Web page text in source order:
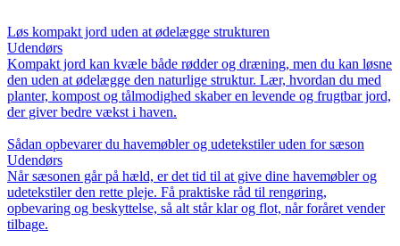
Løs kompakt jord uden at ødelægge strukturen
Udendørs
Kompakt jord kan kvæle både rødder og dræning, men du kan løsne
den uden at ødelægge den naturlige struktur. Lær, hvordan du med
planter, kompost og tålmodighed skaber en levende og frugtbar jord,
der giver bedre vækst i haven.
Sådan opbevarer du havemøbler og udetekstiler uden for sæson
Udendørs
Når sæsonen går på hæld, er det tid til at give dine havemøbler og
udetekstiler den rette pleje. Få praktiske råd til rengøring,
opbevaring og beskyttelse, så alt står klar og flot, når foråret vender
tilbage.